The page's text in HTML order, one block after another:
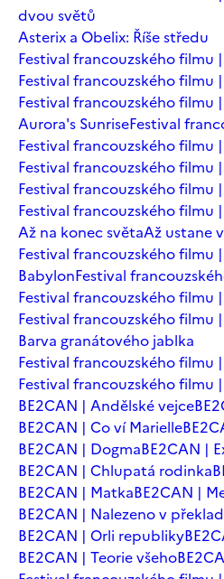
dvou světů
Asterix a Obelix: Říše středu
Festival francouzského filmu
Festival francouzského filmu
Festival francouzského filmu
Aurora's SunriseFestival
Festival francouzského filmu
Festival francouzského filmu
Festival francouzského filmu
Festival francouzského filmu
Až na konec světaAž ustane
Festival francouzského filmu
BabylonFestival
Festival francouzského filmu
Festival francouzského filmu
Barva granátového jablka
Festival francouzského filmu
Festival francouzského filmu
BE2CAN | Andělské vejce
BE2CAN | Co ví Marielle
BE2CAN | DogmaBE2CAN |
BE2CAN | Chlupatá rodinka
BE2CAN | MatkaBE2CAN |
BE2CAN | Nalezeno v
BE2CAN | Orli republiky
BE2CAN | Teorie všeho